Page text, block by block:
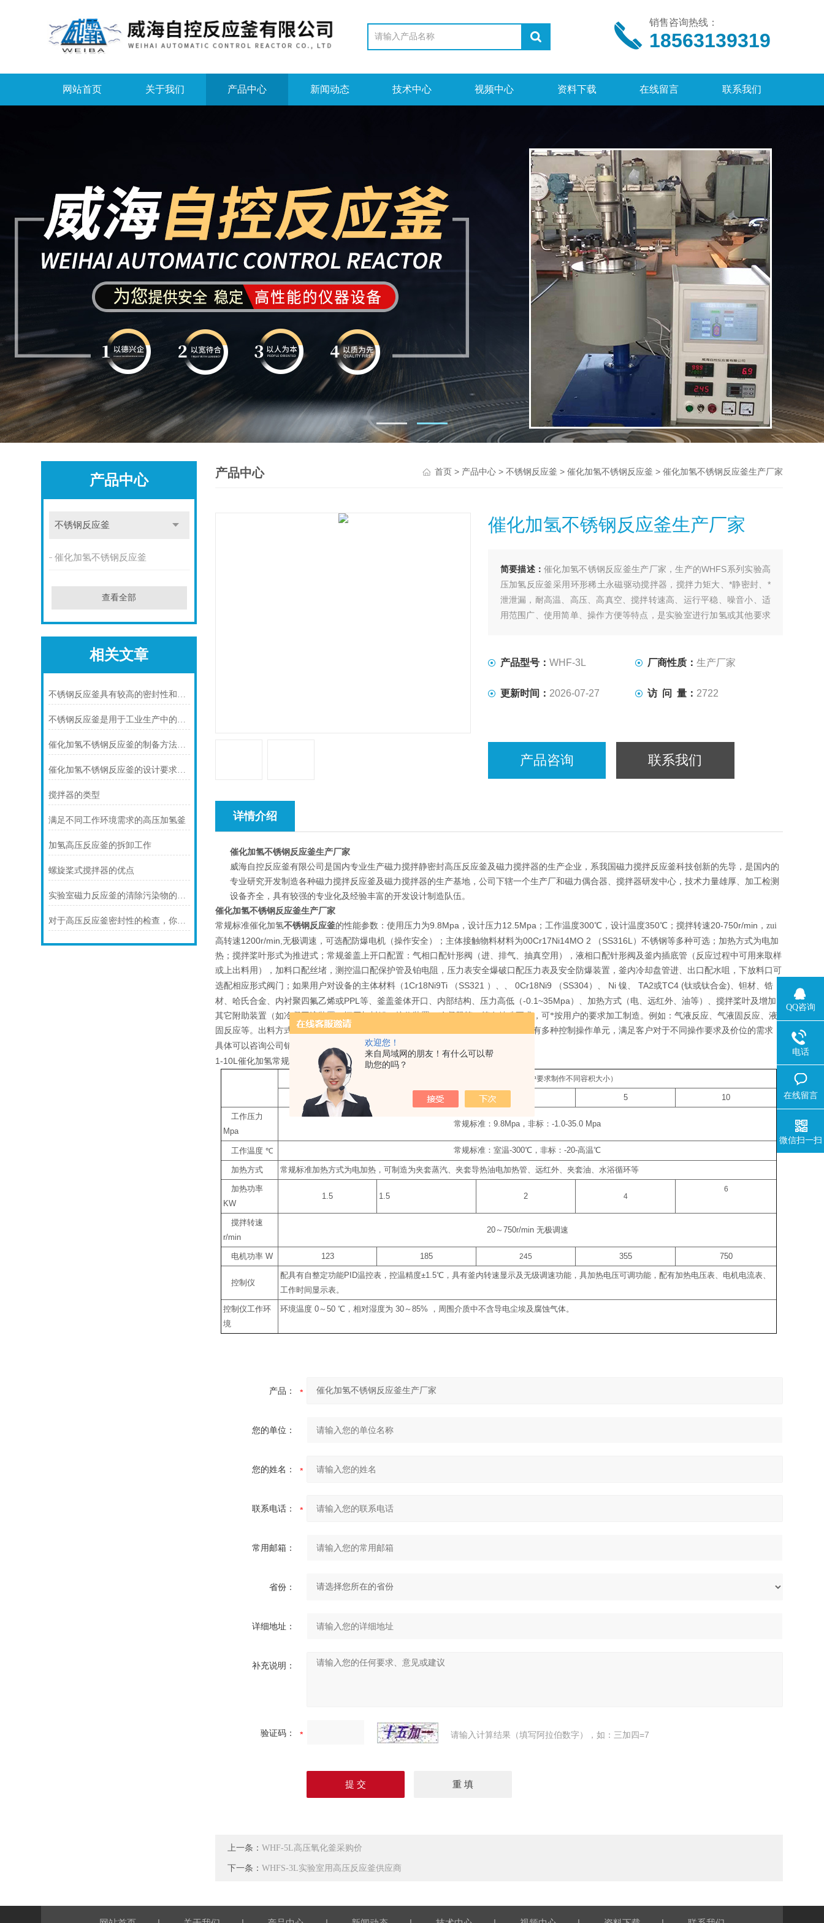
欢迎您！
来自局域网的朋友！有什么可以帮
助您的吗？
销售咨询热线：
18563139319
网站首页 关于我们 产品中心 新闻动态 技术中心 视频中心 资料下载 在线留言 联系我们
产品中心
不锈钢反应釜
催化加氢不锈钢反应釜
查看全部
相关文章
不锈钢反应釜具有较高的密封性和可靠性
不锈钢反应釜是用于工业生产中的设备
催化加氢不锈钢反应釜的制备方法及应用
催化加氢不锈钢反应釜的设计要求及结构分析
搅拌器的类型
满足不同工作环境需求的高压加氢釜
加氢高压反应釜的拆卸工作
螺旋桨式搅拌器的优点
实验室磁力反应釜的清除污染物的方法
对于高压反应釜密封性的检查，你认为该怎么操作
产品中心 首页> 产品中心> 不锈钢反应釜 > 催化加氢不锈钢反应釜 > 催化加氢不锈钢反应釜生产厂家
催化加氢不锈钢反应釜生产厂家
简要描述：催化加氢不锈钢反应釜生产厂家，生产的WHFS系列实验高
压加氢反应釜采用环形稀土永磁驱动搅拌器，搅拌力矩大、*静密封、*
泄泄漏，耐高温、高压、高真空、搅拌转速高、运行平稳、噪音小、适
用范围广、使用简单、操作方便等特点，是实验室进行加氢或其他要求
产品型号： WHF-3L 厂商性质：生产厂家
更新时间： 2026-07-27 访 问 量： 2722
产品咨询 联系我们
详情介绍
催化加氢不锈钢反应釜生产厂家
威海自控反应釜有限公司是国内专业生产磁力搅拌静密封高压反应釜及磁力搅拌器的生产企业，系我国磁力搅拌反应釜科技创新的先导，是国内的
专业研究开发制造各种磁力搅拌反应釜及磁力搅拌器的生产基地，公司下辖一个生产厂和磁力偶合器、搅拌器研发中心，技术力量雄厚、加工检测
设备齐全，具有较强的专业化及经验丰富的开发设计制造队伍。
催化加氢不锈钢反应釜生产厂家
常规标准催化加氢不锈钢反应釜的性能参数：使用压力为9.8Mpa ，设计压力 12.5Mpa ；工作温度300℃，设计温度350℃；搅拌转速20-750r/min ，zui
高转速1200r/min,无极调速，可选配防爆电机（操作安全）；主体接触物料材料为00Cr17Ni14MO 2 （ SS316L ）不锈钢等多种可选；加热方式为电加
热；搅拌桨叶形式为推进式；常规釜盖上开口配置：气相口配针形阀（进、排气、抽真空用），液相口配针形阀及釜内插底管（反应过程中可用来取样
或上出料用），加料口配丝堵，测控温口配保护管及铂电阻，压力表安全爆破口配压力表及安全防爆装置，釜内冷却盘管进、出口配水咀，下放料口可
选配相应形式阀门；如果用户对设备的主体材料（ 1Cr18Ni9Ti （ SS321 ）、、 0Cr18Ni9 （ SS304）、 Ni镍、 TA2或TC4 (钛或钛合金)、钽材、锆
材、哈氏合金、内衬聚四氟乙烯或PPL等、釜盖釜体开口、内部结构、压力高低（-0.1~35Mpa ）、加热方式（电、远红外、油等）、搅拌桨叶及增加
其它附助装置（如冷凝回流装置、恒压加料罐、接收装置、冷凝器等）等有特殊要求，可*按用户的要求加工制造。例如：气液反应、气液固反应、液
固反应等。出料方式有上出料和下出料两种，供用户订货时选用。同时公司反应釜配有多种控制操作单元，满足客户对于不同操作要求及价位的需求，
具体可以咨询公司销售部工程师（
5757988）。
1-10L催化加氢常规性能配置表
（也可按客户要求制作不同容积大小）
1 2 5 10
工作压力
Mpa
常规标准：9.8Mpa，非标：-1.0-35.0 Mpa
工作温度 ℃ 常规标准：室温-300℃ ，非标：-20-高温℃
加热方式 常规标准加热方式为电加热，可制造为夹套蒸汽、夹套导热油电加热管、远红外、夹套油、水浴循环等
加热功率
KW
1.5 1.5 2 4
6
搅拌转速
r/min
20～ 750r/min 无极调速
电机功率 W 123 185 245 355 750
控制仪
配具有自整定功能PID温控表，控温精度±1.5℃ ，具有釜内转速显示及无级调速功能，具加热电压可调功能，配有加热电压表、电机电流表、
工作时间显示表。
控制仪工作环
境
环境温度 0～50℃ ，相对湿度为 30～85% ，周围介质中不含导电尘埃及腐蚀气体。
产品：
您的单位：
您的姓名：
联系电话：
常用邮箱：
省份：
详细地址：
补充说明：
验证码： 请输入计算结果（填写阿拉伯数字），如：三加四=7
上一条：WHF-5L高压氧化釜采购价
下一条：WHFS-3L实验室用高压反应釜供应商
QQ咨询
电话
在线留言
微信扫一扫